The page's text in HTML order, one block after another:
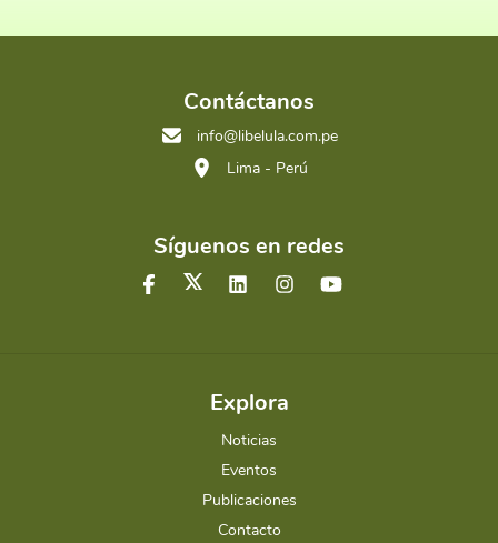
Contáctanos
info@libelula.com.pe
Lima - Perú
Síguenos en redes
Explora
Noticias
Eventos
Publicaciones
Contacto